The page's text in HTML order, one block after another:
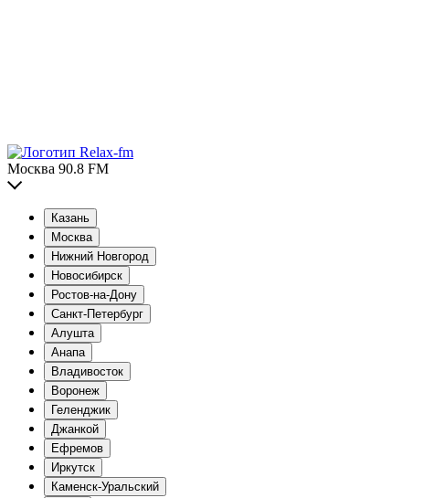
Москва 90.8 FM
Казань
Москва
Нижний Новгород
Новосибирск
Ростов-на-Дону
Санкт-Петербург
Алушта
Анапа
Владивосток
Воронеж
Геленджик
Джанкой
Ефремов
Иркутск
Каменск-Уральский